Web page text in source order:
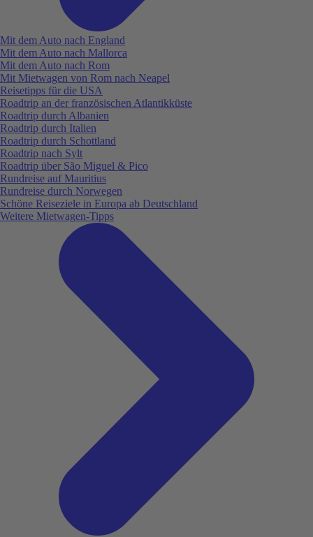
Mit dem Auto nach England
Mit dem Auto nach Mallorca
Mit dem Auto nach Rom
Mit Mietwagen von Rom nach Neapel
Reisetipps für die USA
Roadtrip an der französischen Atlantikküste
Roadtrip durch Albanien
Roadtrip durch Italien
Roadtrip durch Schottland
Roadtrip nach Sylt
Roadtrip über São Miguel & Pico
Rundreise auf Mauritius
Rundreise durch Norwegen
Schöne Reiseziele in Europa ab Deutschland
Weitere Mietwagen-Tipps